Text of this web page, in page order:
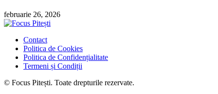
februarie 26, 2026
Contact
Politica de Cookies
Politica de Confidențialitate
Termeni și Condiții
© Focus Pitești. Toate drepturile rezervate.